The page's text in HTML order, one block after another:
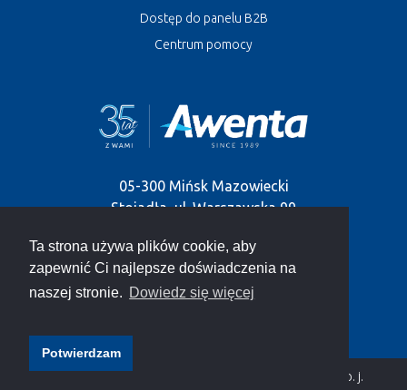
Ta strona używa plików cookie, aby
zapewnić Ci najlepsze doświadczenia na
naszej stronie. Dowiedz się więcej
Potwierdzam
Dostęp do panelu B2B
Centrum pomocy
05-300 Mińsk Mazowiecki
Stojadła, ul. Warszawska 99
tel.+48 25 758-52-52,+48 25 758-93-92
e-mail: info@awenta.pl
©2021 Awenta Sp. j.